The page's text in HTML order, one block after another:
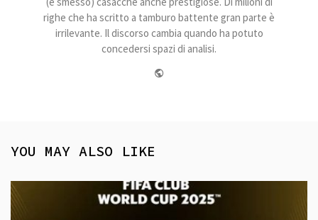
righe che ha scritto a tamburo battente gran parte è
irrilevante. Il discorso cambia quando ha potuto
concedersi spazi di analisi.
YOU MAY ALSO LIKE